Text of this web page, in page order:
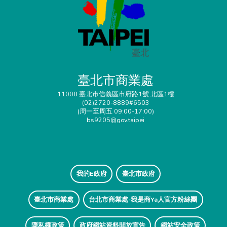
臺北市商業處
11008 臺北市信義區市府路1號 北區1樓
(02)2720-8889#6503
(周一至周五 09:00-17:00)
bs9205@gov.taipei
我的E政府 臺北市政府
臺北市商業處 台北市商業處-我是商Ya人官方粉絲團